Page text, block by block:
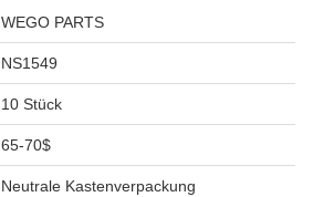
WEGO PARTS
NS1549
10 Stück
65-70$
Neutrale Kastenverpackung